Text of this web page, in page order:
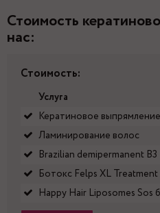
Стоимость
нас:
Стоимость:
Услуга
Кератиновое выпрямление
Ламинирование волос
Brazilian demipermanent B3
Ботокс Felps XL Treatment
Happy Hair Liposomes Sos